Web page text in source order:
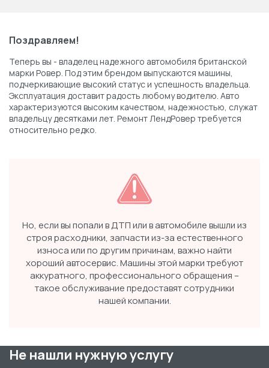
Поздравляем!
Теперь вы - владелец надежного автомобиля британской
марки Ровер. Под этим брендом выпускаются машины,
подчеркивающие высокий статус и успешность владельца.
Эксплуатация доставит радость любому водителю. Авто
характеризуются высоким качеством, надежностью, служат
владельцу десятками лет. Ремонт ЛендРовер требуется
относительно редко.
Но, если вы попали в ДТП или в автомобиле вышли из
строя расходники, запчасти из-за естественного
износа или по другим причинам, важно найти
хороший автосервис. Машины этой марки требуют
аккуратного, профессионального обращения –
такое обслуживание предоставят сотрудники
нашей компании.
Не нашли нужную услугу